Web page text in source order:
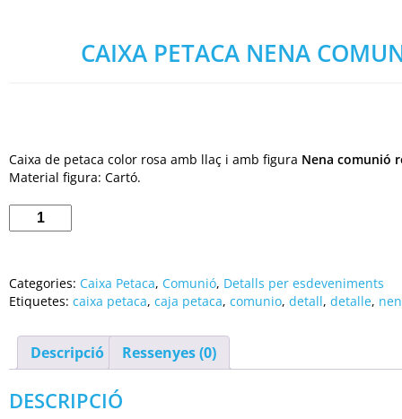
CAIXA PETACA NENA
Caixa de petaca color rosa amb llaç i amb figura Nena comunió
Material figura: Cartó.
Categories: Caixa Petaca, Comunió, Detalls per esdeveniments
Etiquetes: caixa petaca, caja petaca, comunio, detall, detalle, nen
Descripció Ressenyes (0)
DESCRIPCIÓ